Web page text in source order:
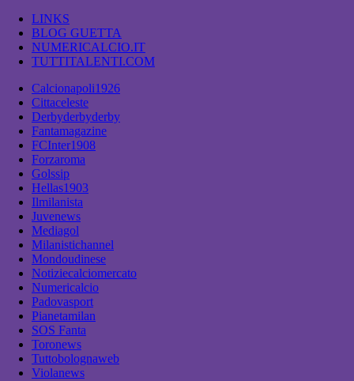
LINKS
BLOG GUETTA
NUMERICALCIO.IT
TUTTITALENTI.COM
Calcionapoli1926
Cittaceleste
Derbyderbyderby
Fantamagazine
FCInter1908
Forzaroma
Golssip
Hellas1903
Ilmilanista
Juvenews
Mediagol
Milanistichannel
Mondoudinese
Notiziecalciomercato
Numericalcio
Padovasport
Pianetamilan
SOS Fanta
Toronews
Tuttobolognaweb
Violanews